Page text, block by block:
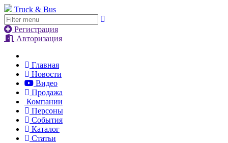
Truck & Bus
Регистрация
Авторизация
Главная
Новости
Видео
Продажа
Компании
Персоны
События
Каталог
Статьи